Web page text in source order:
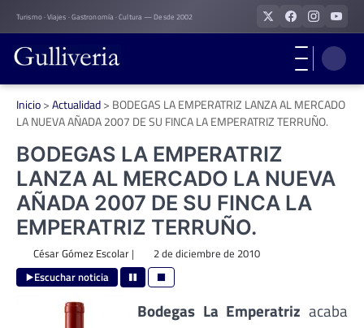
Skip
to
content
Turismo · Viajes · Gastronomía · Cultura — Desde 2002
Inicio>Actualidad> BODEGAS LA EMPERATRIZ LANZA AL MERCADO
LA NUEVA AÑADA 2007 DE SU FINCA LA EMPERATRIZ TERRUÑO.
BODEGAS LA EMPERATRIZ
LANZA AL MERCADO LA NUEVA
AÑADA 2007 DE SU FINCA LA
EMPERATRIZ TERRUÑO.
César Gómez Escolar| 2 de diciembre de 2010
Escuchar noticia
Bodegas La Emperatriz acaba